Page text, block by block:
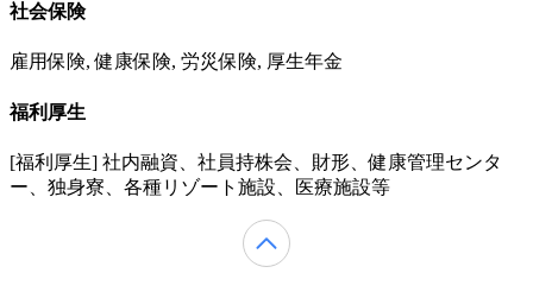
社会保険
雇用保険, 健康保険, 労災保険, 厚生年金
福利厚生
[福利厚⽣] 社内融資、社員持株会、財形、健康管理センタ
ー、独⾝寮、各種リゾート施設、医療施設等